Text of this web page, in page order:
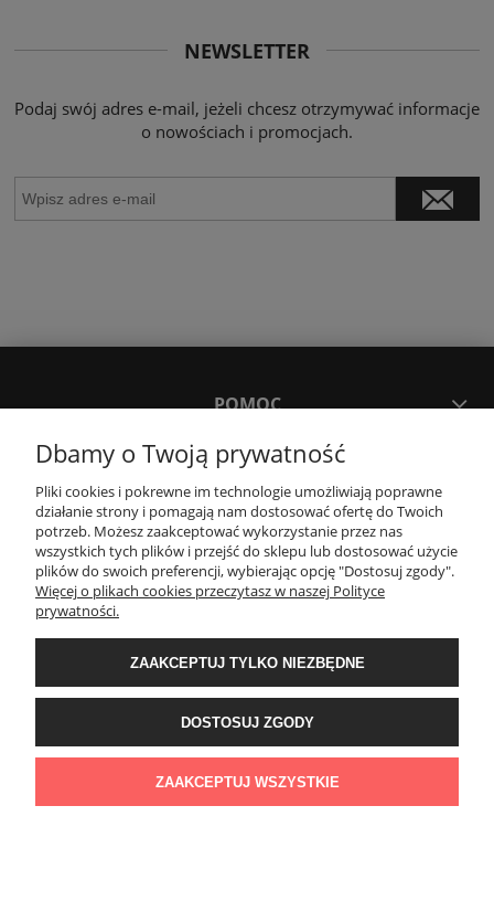
NEWSLETTER
Podaj swój adres e-mail, jeżeli chcesz otrzymywać informacje
o nowościach i promocjach.
POMOC
MOJE KONTO
PŁATNOŚCI I DOSTAWA
KONTAKT
Wyposażenie łazienek Łazienki.eco | Pawła 23, 41-708 Ruda Śląska | E-mail:
sklep@lazienki.eco | Tel.: 600 012 164 lub 600 012 159 | TGS Przemysław
Stoń | NIP: 6312213594 | REGON: 276403698
Dbamy o Twoją prywatność
Pliki cookies i pokrewne im technologie umożliwiają poprawne
działanie strony i pomagają nam dostosować ofertę do Twoich
potrzeb. Możesz zaakceptować wykorzystanie przez nas
wszystkich tych plików i przejść do sklepu lub dostosować użycie
plików do swoich preferencji, wybierając opcję "Dostosuj zgody".
Więcej o plikach cookies przeczytasz w naszej Polityce
prywatności.
ZAAKCEPTUJ TYLKO NIEZBĘDNE
DOSTOSUJ ZGODY
ZAAKCEPTUJ WSZYSTKIE